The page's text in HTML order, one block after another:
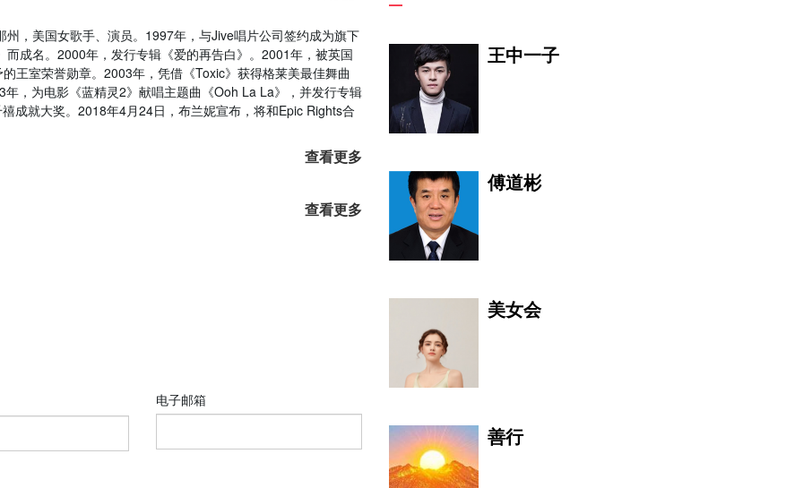
，美国女歌手、演员。1997年，与Jive唱片公司签约成为旗下
成名。2000年，发行专辑《爱的再告白》。2001年，被英国
王室荣誉勋章。2003年，凭借《Toxic》获得格莱美最佳舞曲
，为电影《蓝精灵2》献唱主题曲《Ooh La La》，并发行专辑
成就大奖。2018年4月24日，布兰妮宣布，将和Epic Rights合
查看更多
查看更多
电子邮箱
王中一子
傅道彬
美女会
善行